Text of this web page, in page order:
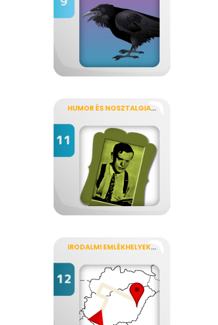
HUMOR ÉS NOSZTALGIA, KARINTHY ÉS KRÚDY
IRODALMI EMLÉKHELYEK MAGYARORSZÁGON